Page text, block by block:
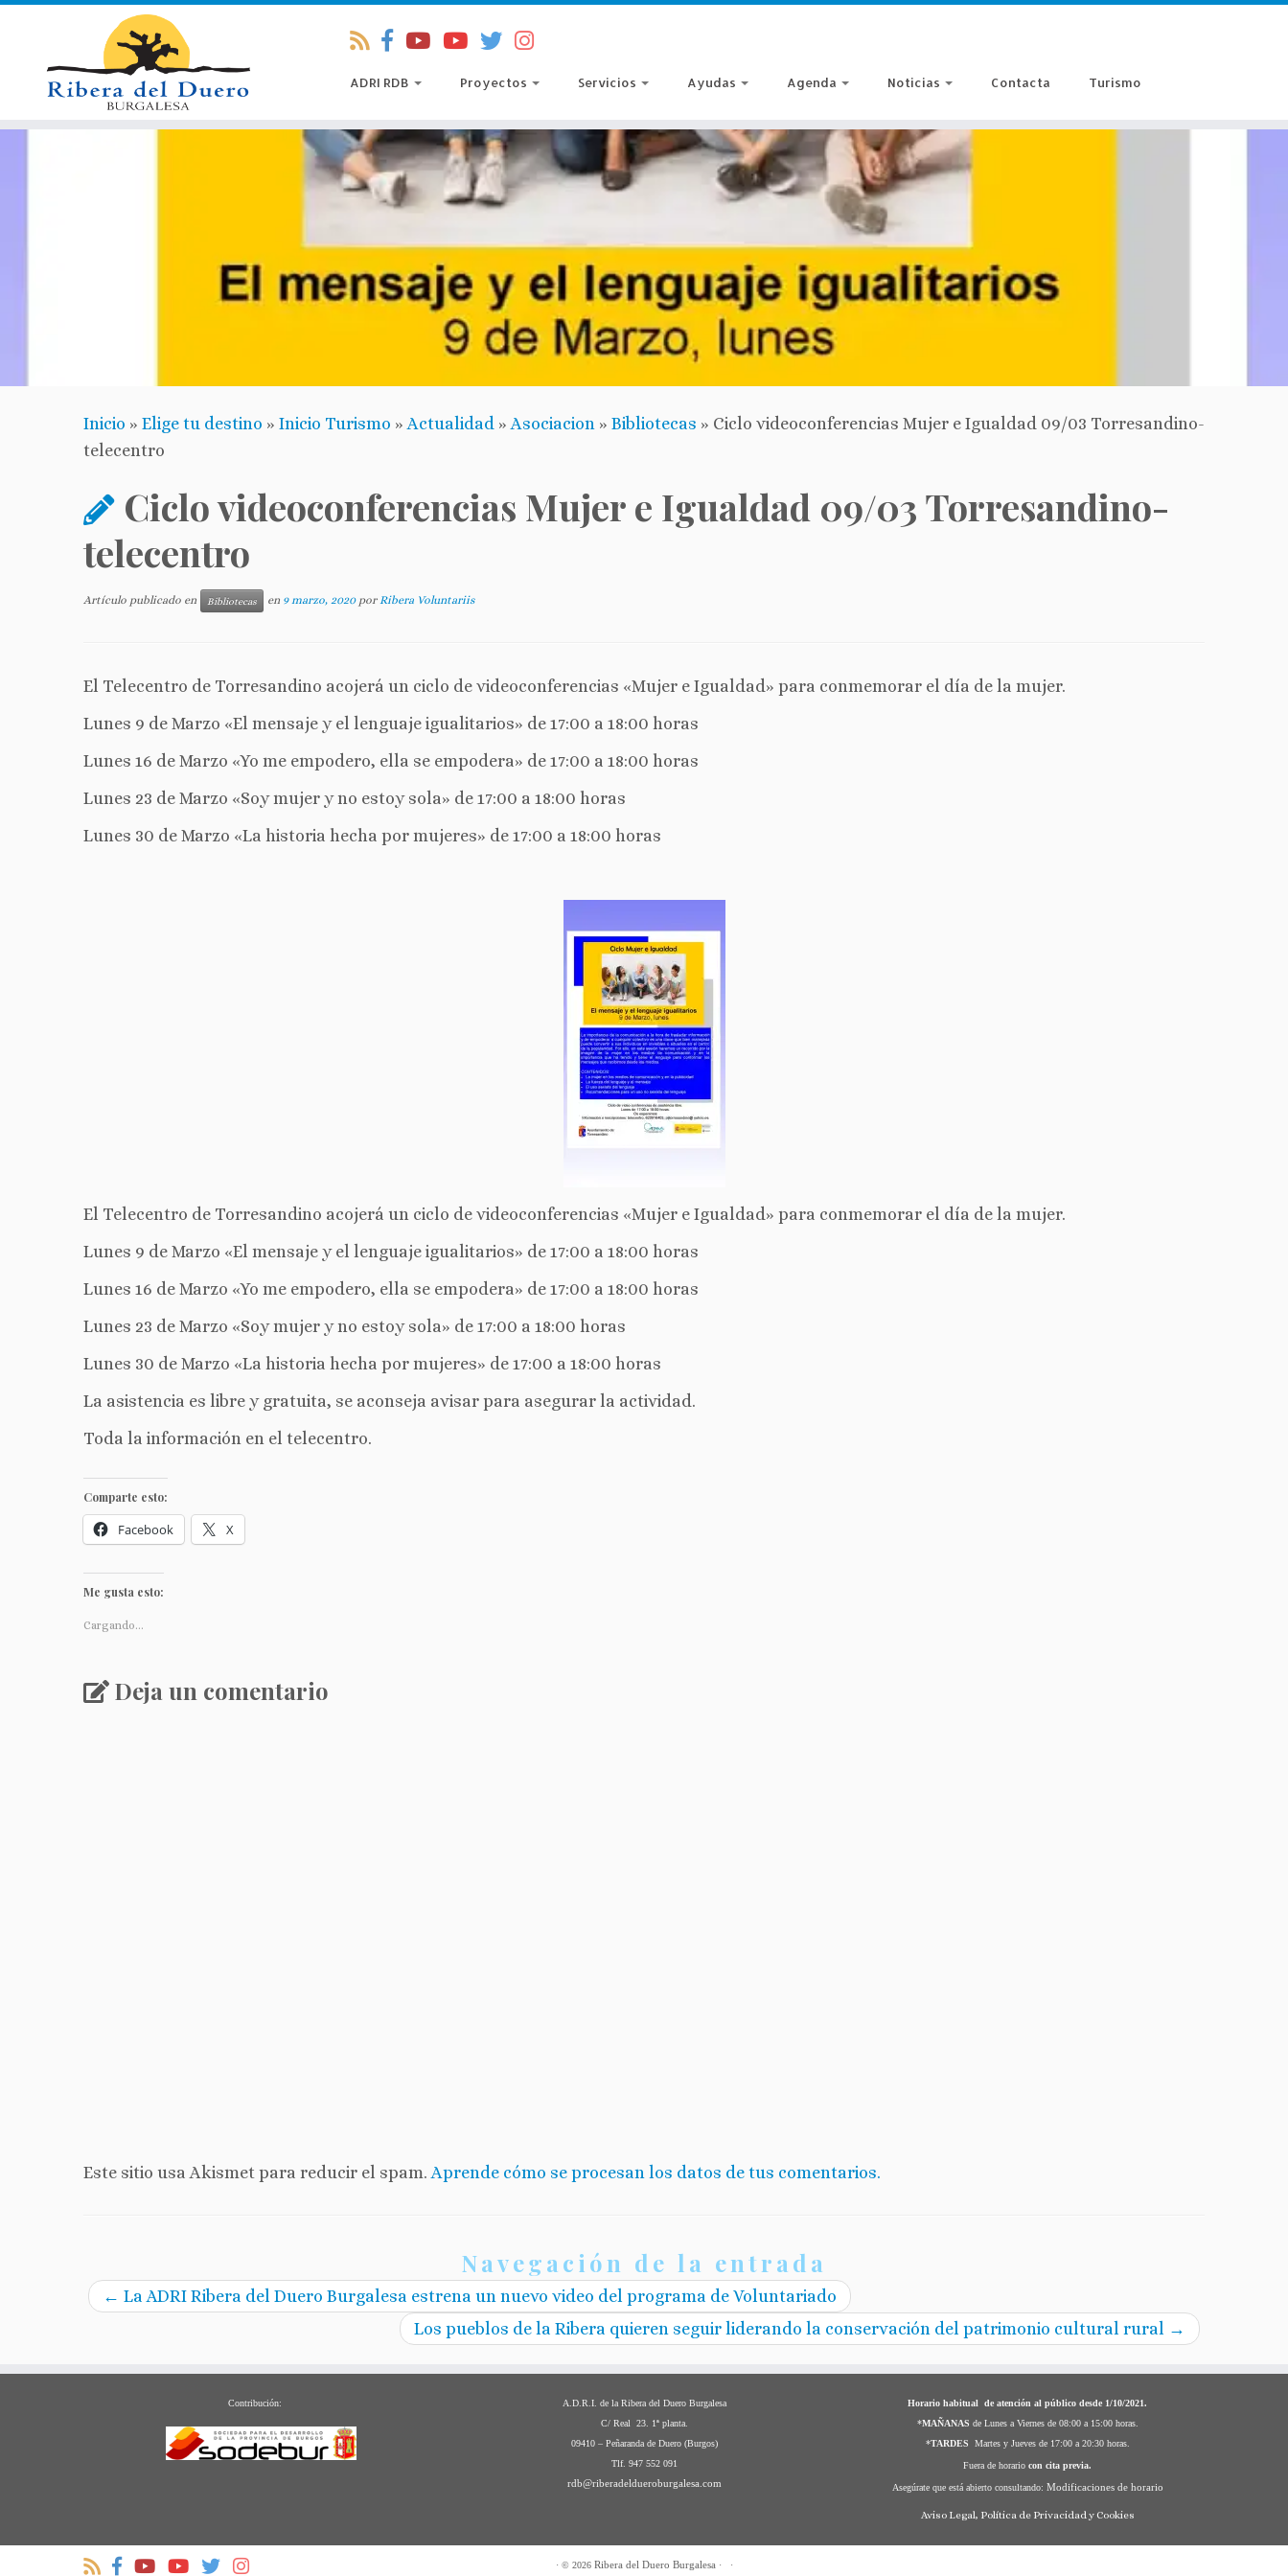
ADRI RDB Proyectos Servicios Ayudas Agenda Noticias Contacta Turismo
Inicio » Elige tu destino » Inicio Turismo » Actualidad » Asociacion » Bibliotecas » Ciclo videoconferencias Mujer e Igualdad 09/03 Torresandino-
telecentro
Ciclo videoconferencias Mujer e Igualdad 09/03 Torresandino-
telecentro
Artículo publicado en Bibliotecas en 9 marzo, 2020 porRibera Voluntariis
El Telecentro de Torresandino acojerá un ciclo de videoconferencias «Mujer e Igualdad» para conmemorar el día de la mujer.
Lunes 9 de Marzo «El mensaje y el lenguaje igualitarios» de 17:00 a 18:00 horas
Lunes 16 de Marzo «Yo me empodero, ella se empodera» de 17:00 a 18:00 horas
Lunes 23 de Marzo «Soy mujer y no estoy sola» de 17:00 a 18:00 horas
Lunes 30 de Marzo «La historia hecha por mujeres» de 17:00 a 18:00 horas
El Telecentro de Torresandino acojerá un ciclo de videoconferencias «Mujer e Igualdad» para conmemorar el día de la mujer.
Lunes 9 de Marzo «El mensaje y el lenguaje igualitarios» de 17:00 a 18:00 horas
Lunes 16 de Marzo «Yo me empodero, ella se empodera» de 17:00 a 18:00 horas
Lunes 23 de Marzo «Soy mujer y no estoy sola» de 17:00 a 18:00 horas
Lunes 30 de Marzo «La historia hecha por mujeres» de 17:00 a 18:00 horas
La asistencia es libre y gratuita, se aconseja avisar para asegurar la actividad.
Toda la información en el telecentro.
Comparte esto:
Facebook X
Me gusta esto:
Cargando...
Deja un comentario
Este sitio usa Akismet para reducir el spam.Aprende cómo se procesan los datos de tus comentarios.
Navegación de la entrada
← La ADRI Ribera del Duero Burgalesa estrena un nuevo video del programa de Voluntariado
Los pueblos de la Ribera quieren seguir liderando la conservación del patrimonio cultural rural →
Contribución:
A.D.R.I. de la Ribera del Duero Burgalesa
C/ Real 23. 1ª planta.
09410 – Peñaranda de Duero (Burgos)
Tlf. 947 552 091
rdb@riberadeldueroburgalesa.com
Horario habitual de atención al público desde 1/10/2021.
*MAÑANAS de Lunes a Viernes de 08:00 a 15:00 horas.
*TARDES Martes y Jueves de 17:00 a 20:30 horas.
Fuera de horario con cita previa.
Asegúrate que está abierto consultando: Modificaciones de horario
Aviso Legal, Política de Privacidad y Cookies
· © 2026 Ribera del Duero Burgalesa · ·